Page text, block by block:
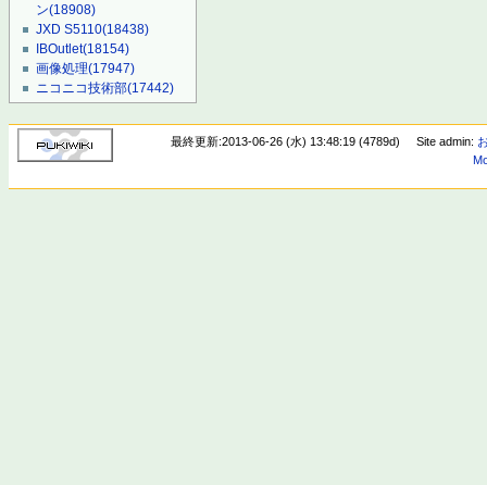
ン(18908)
JXD S5110(18438)
IBOutlet(18154)
画像処理(17947)
ニコニコ技術部(17442)
最終更新:2013-06-26 (水) 13:48:19 (4789d) Site admin: